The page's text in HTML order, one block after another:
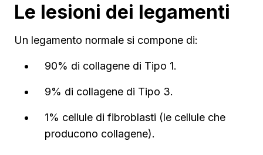
Le lesioni dei legamenti
Un legamento normale si compone di:
90% di collagene di Tipo 1.
9% di collagene di Tipo 3.
1% cellule di fibroblasti (le cellule che
producono collagene).